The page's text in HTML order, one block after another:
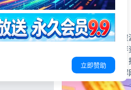
前言
不管是个人站长、
人只知道上传文件
稳定拿到下载分成
益型网盘，同时拆
立即赞助